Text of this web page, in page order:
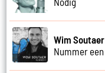
Wim Soutaer
Nummer een